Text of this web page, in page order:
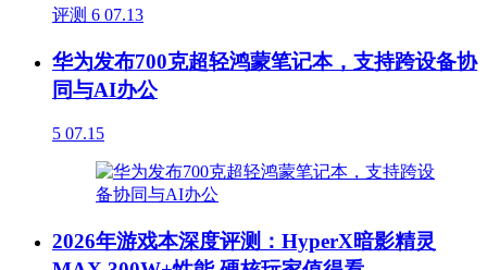
评测 6 07.13
华为发布700克超轻鸿蒙笔记本，支持跨设备协
同与AI办公
5 07.15
2026年游戏本深度评测：HyperX暗影精灵